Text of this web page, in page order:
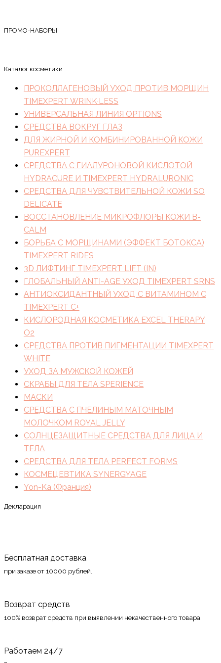
ПРОМО-НАБОРЫ
Каталог косметики
ПРОКОЛЛАГЕНОВЫЙ УХОД ПРОТИВ МОРЩИН
TIMEXPERT WRINK·LESS
УНИВЕРСАЛЬНАЯ ЛИНИЯ OPTIONS
СРЕДСТВА ВОКРУГ ГЛАЗ
ДЛЯ ЖИРНОЙ И КОМБИНИРОВАННОЙ КОЖИ
PUREXPERT
СРЕДСТВА С ГИАЛУРОНОВОЙ КИСЛОТОЙ
HYDRACURE И TIMEXPERT HYDRALURONIC
СРЕДСТВА ДЛЯ ЧУВСТВИТЕЛЬНОЙ КОЖИ SO
DELICATE
ВОССТАНОВЛЕНИЕ МИКРОФЛОРЫ КОЖИ B-
CALM
БОРЬБА С МОРЩИНАМИ (ЭФФЕКТ БОТОКСА)
TIMEXPERT RIDES
3D ЛИФТИНГ TIMEXPERT LIFT (IN)
ГЛОБАЛЬНЫЙ ANTI-AGE УХОД TIMEXPERT SRNS
АНТИОКСИДАНТНЫЙ УХОД С ВИТАМИНОМ C
TIMEXPERT C+
КИСЛОРОДНАЯ КОСМЕТИКА EXCEL THERAPY
O2
СРЕДСТВА ПРОТИВ ПИГМЕНТАЦИИ TIMEXPERT
WHITE
УХОД ЗА МУЖСКОЙ КОЖЕЙ
СКРАБЫ ДЛЯ ТЕЛА SPERIENCE
МАСКИ
СРЕДСТВА С ПЧЕЛИНЫМ МАТОЧНЫМ
МОЛОЧКОМ ROYAL JELLY
СОЛНЦЕЗАЩИТНЫЕ СРЕДСТВА ДЛЯ ЛИЦА И
ТЕЛА
СРЕДСТВА ДЛЯ ТЕЛА PERFECT FORMS
КОСМЕЦЕВТИКА SYNERGYAGE
Yon-Ka (Франция)
Декларация
Бесплатная доставка
при заказе от 10000 рублей.
Возврат средств
100% возврат средств при выявлении некачественного товара
Работаем 24/7